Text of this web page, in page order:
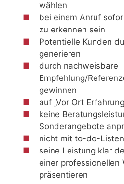
wählen
bei einem Anruf
zu erkennen sein
Potentielle Kunden
generieren
durch nachweisbare
Empfehlung/
gewinnen
auf „Vor Ort
keine
Sonderangebote
nicht mit to-do-
seine Leistung klar
einer professionellen
präsentieren